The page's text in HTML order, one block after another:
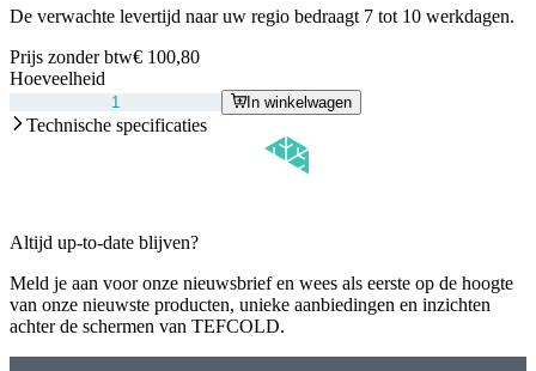
De verwachte levertijd naar uw regio bedraagt 7 tot 10 werkdagen.
Prijs zonder btw€ 100,80
Hoeveelheid
In winkelwagen
Technische specificaties
Altijd up-to-date blijven?
Meld je aan voor onze nieuwsbrief en wees als eerste op de hoogte
van onze nieuwste producten, unieke aanbiedingen en inzichten
achter de schermen van TEFCOLD.